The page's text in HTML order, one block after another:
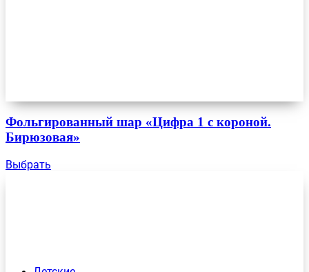
Фольгированный шар «Цифра 1 с короной.
Бирюзовая»
Выбрать